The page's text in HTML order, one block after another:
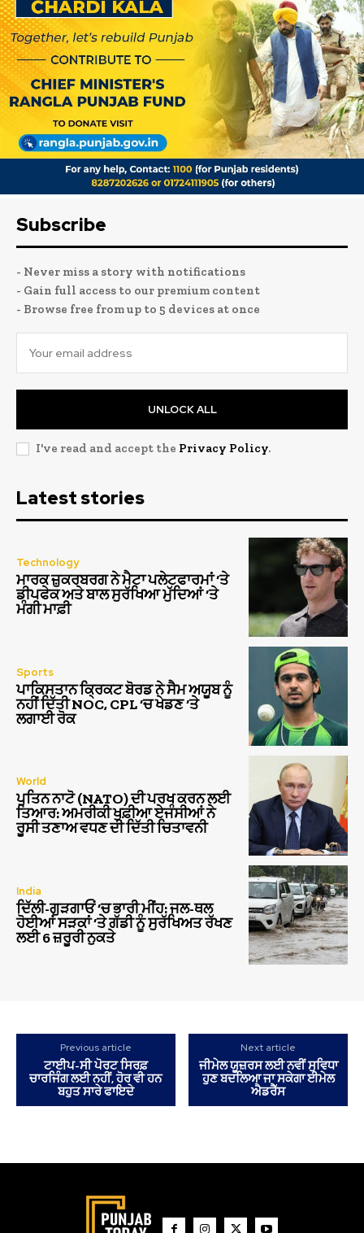
Subscribe
- Never miss a story with notifications
- Gain full access to our premium content
- Browse free from up to 5 devices at once
UNLOCK ALL
I've read and accept the Privacy Policy.
Latest stories
Technology
ਮਾਰਕ ਜ਼ੁਕਰਬਰਗ ਨੇ ਮੈਟਾ ਪਲੇਟਫਾਰਮਾਂ ‘ਤੇ
ਡੀਪਫੇਕ ਅਤੇ ਬਾਲ ਸੁਰੱਖਿਆ ਮੁੱਦਿਆਂ ‘ਤੇ
ਮੰਗੀ ਮਾਫ਼ੀ
Sports
ਪਾਕਿਸਤਾਨ ਕ੍ਰਿਕਟ ਬੋਰਡ ਨੇ ਸੈਮ ਅਯੂਬ ਨੂੰ
ਨਹੀਂ ਦਿੱਤੀ NOC, CPL ‘ਚ ਖੇਡਣ ‘ਤੇ
ਲਗਾਈ ਰੋਕ
World
ਪੁਤਿਨ ਨਾਟੋ (NATO) ਦੀ ਪਰਖ ਕਰਨ ਲਈ
ਤਿਆਰ: ਅਮਰੀਕੀ ਖੁਫ਼ੀਆ ਏਜੰਸੀਆਂ ਨੇ
ਰੂਸੀ ਤਣਾਅ ਵਧਣ ਦੀ ਦਿੱਤੀ ਚਿਤਾਵਨੀ
India
ਦਿੱਲੀ-ਗੁੜਗਾਓਂ ‘ਚ ਭਾਰੀ ਮੀਂਹ: ਜਲ-ਥਲ
ਹੋਈਆਂ ਸੜਕਾਂ ‘ਤੇ ਗੱਡੀ ਨੂੰ ਸੁਰੱਖਿਅਤ ਰੱਖਣ
ਲਈ 6 ਜ਼ਰੂਰੀ ਨੁਕਤੇ
Previous article
ਟਾਈਪ-ਸੀ ਪੋਰਟ ਸਿਰਫ਼
ਚਾਰਜਿੰਗ ਲਈ ਨਹੀਂ, ਹੋਰ ਵੀ ਹਨ
ਬਹੁਤ ਸਾਰੇ ਫਾਇਦੇ
Next article
ਜੀਮੇਲ ਯੂਜ਼ਰਸ ਲਈ ਨਵੀਂ ਸੁਵਿਧਾ
ਹੁਣ ਬਦਲਿਆ ਜਾ ਸਕੇਗਾ ਈਮੇਲ
ਐਡਰੈੱਸ